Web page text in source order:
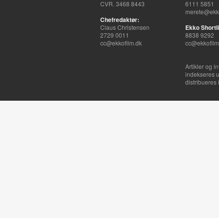
CVR. 3468 8443
Chefredaktør:
Claus Christensen
2729 0011
cc@ekkofilm.dk
6111 5851
Ekko
8838 9292
Artikler og
indekseres
distribueres